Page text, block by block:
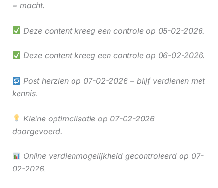
= macht.
Deze content kreeg een controle op 05-02-2026.
Deze content kreeg een controle op 06-02-2026.
Post herzien op 07-02-2026 – blijf verdienen met
kennis.
Kleine optimalisatie op 07-02-2026
doorgevoerd.
Online verdienmogelijkheid gecontroleerd op 07-
02-2026.